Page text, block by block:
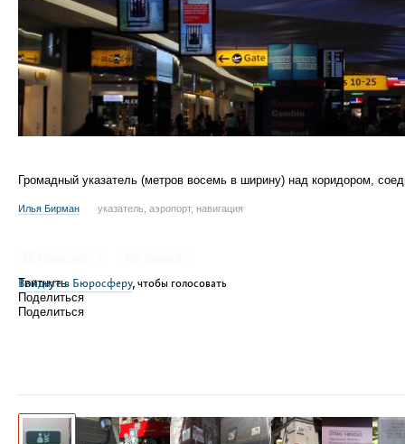
Громадный указатель (метров восемь в ширину) над коридором,
Илья Бирман указатель, аэропорт, навигация
Войдите в Бюросферу, чтобы голосовать
Твитнуть
Поделиться
Поделиться